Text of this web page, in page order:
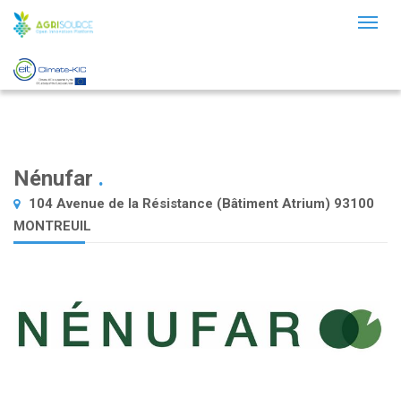
Nénufar .
104 Avenue de la Résistance (Bâtiment Atrium) 93100
MONTREUIL